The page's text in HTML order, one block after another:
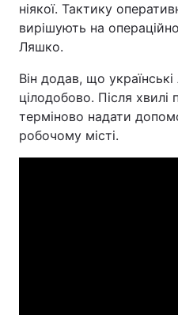
ніякої. Тактику
вирішують на
Ляшко.
Він додав, що
цілодобово. Після хвилі
терміново надати
робочому місті.